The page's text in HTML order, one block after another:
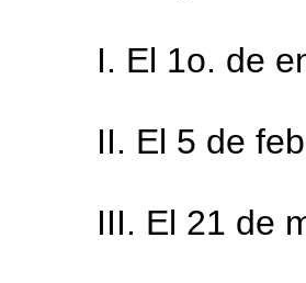
I. El 1o. de
II. El 5 de
III. El 21 de